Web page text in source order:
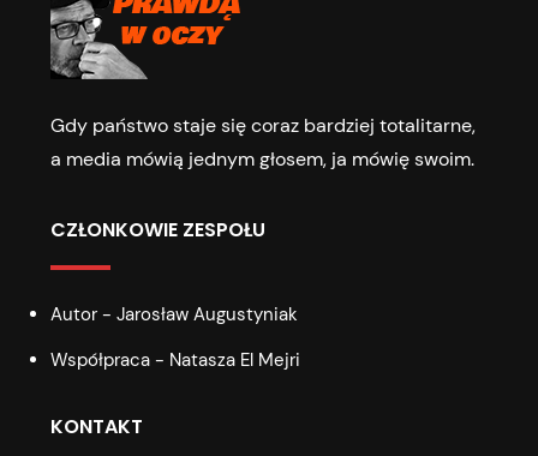
Gdy państwo staje się coraz bardziej totalitarne,
a media mówią jednym głosem, ja mówię swoim.
CZŁONKOWIE ZESPOŁU
Autor - Jarosław Augustyniak
Współpraca - Natasza El Mejri
KONTAKT